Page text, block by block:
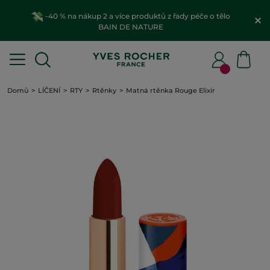
-40 % na nákup 2 a více produktů z řady péče o tělo
BAIN DE NATURE
Domů LÍČENÍ RTY Rtěnky Matná rtěnka Rouge Elixir